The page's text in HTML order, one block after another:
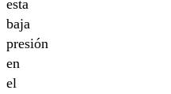
esta
baja
presión
en
el